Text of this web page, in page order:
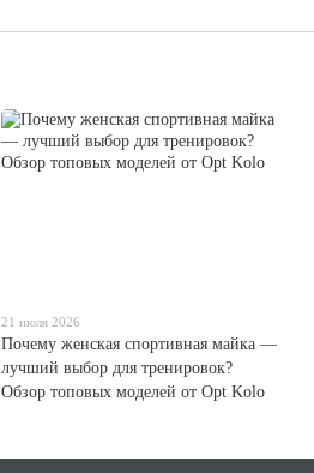
21 июля 2026
Почему женская спортивная майка —
лучший выбор для тренировок?
Обзор топовых моделей от Opt Kolo